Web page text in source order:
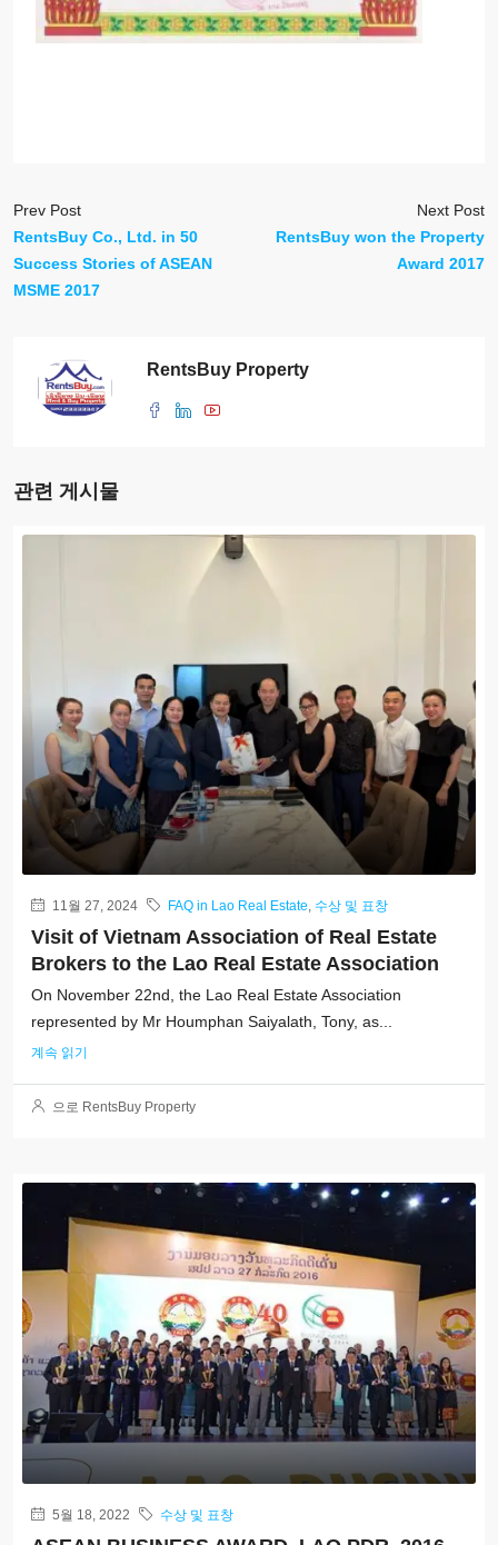
Prev Post
RentsBuy Co., Ltd. in 50
Success Stories of ASEAN
MSME 2017
Next Post
RentsBuy won the Property
Award 2017
RentsBuy Property
관련 게시물
11월 27, 2024 FAQ in Lao Real Estate 수상 및 표창
Visit of Vietnam Association of Real Estate
Brokers to the Lao Real Estate Association
On November 22nd, the Lao Real Estate Association
represented by Mr Houmphan Saiyalath, Tony, as...
계속 읽기
으로 RentsBuy Property
5월 18, 2022 수상 및 표창